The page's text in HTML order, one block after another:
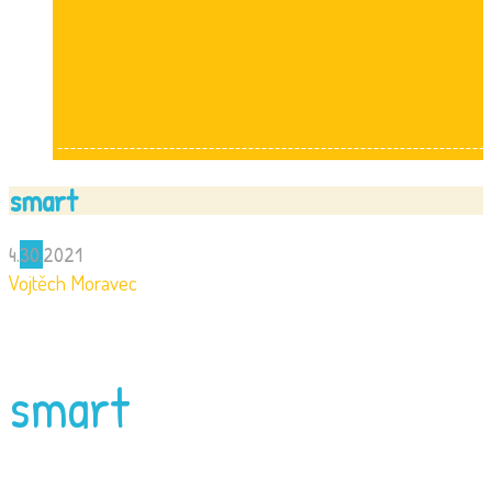
smart
4.30.2021
Vojtěch Moravec
smart